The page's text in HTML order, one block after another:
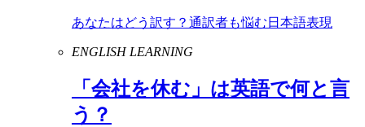
あなたはどう訳す？通訳者も悩む日本語表現
ENGLISH LEARNING
「会社を休む」は英語で何と言
う？